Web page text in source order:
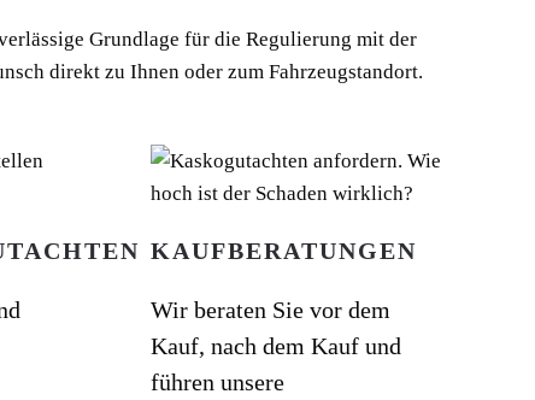
Grundlage für die Regulierung mit der
direkt zu Ihnen oder zum Fahrzeugstandort.
KAUFBERATUNGEN
Wir beraten Sie vor dem
Kauf, nach dem Kauf und
führen unsere